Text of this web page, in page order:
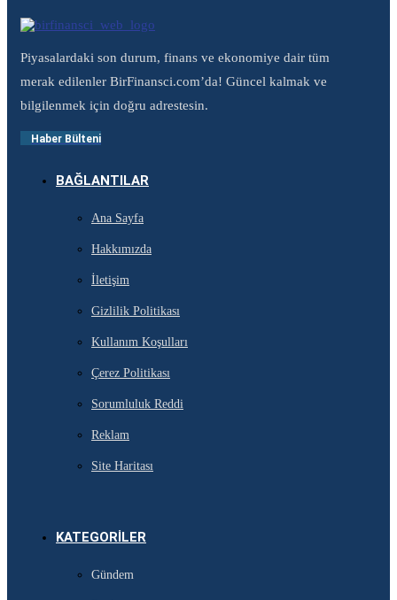
Piyasalardaki son durum, finans ve ekonomiye dair tüm
merak edilenler BirFinansci.com’da! Güncel kalmak ve
bilgilenmek için doğru adrestesin.
Haber Bülteni
BAĞLANTILAR
Ana Sayfa
Hakkımızda
İletişim
Gizlilik Politikası
Kullanım Koşulları
Çerez Politikası
Sorumluluk Reddi
Reklam
Site Haritası
KATEGORILER
Gündem